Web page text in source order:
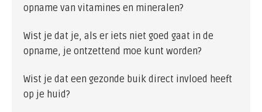
opname van vitamines en mineralen?
Wist je dat je, als er iets niet goed gaat in de
opname, je ontzettend moe kunt worden?
Wist je dat een gezonde buik direct invloed heeft
op je huid?